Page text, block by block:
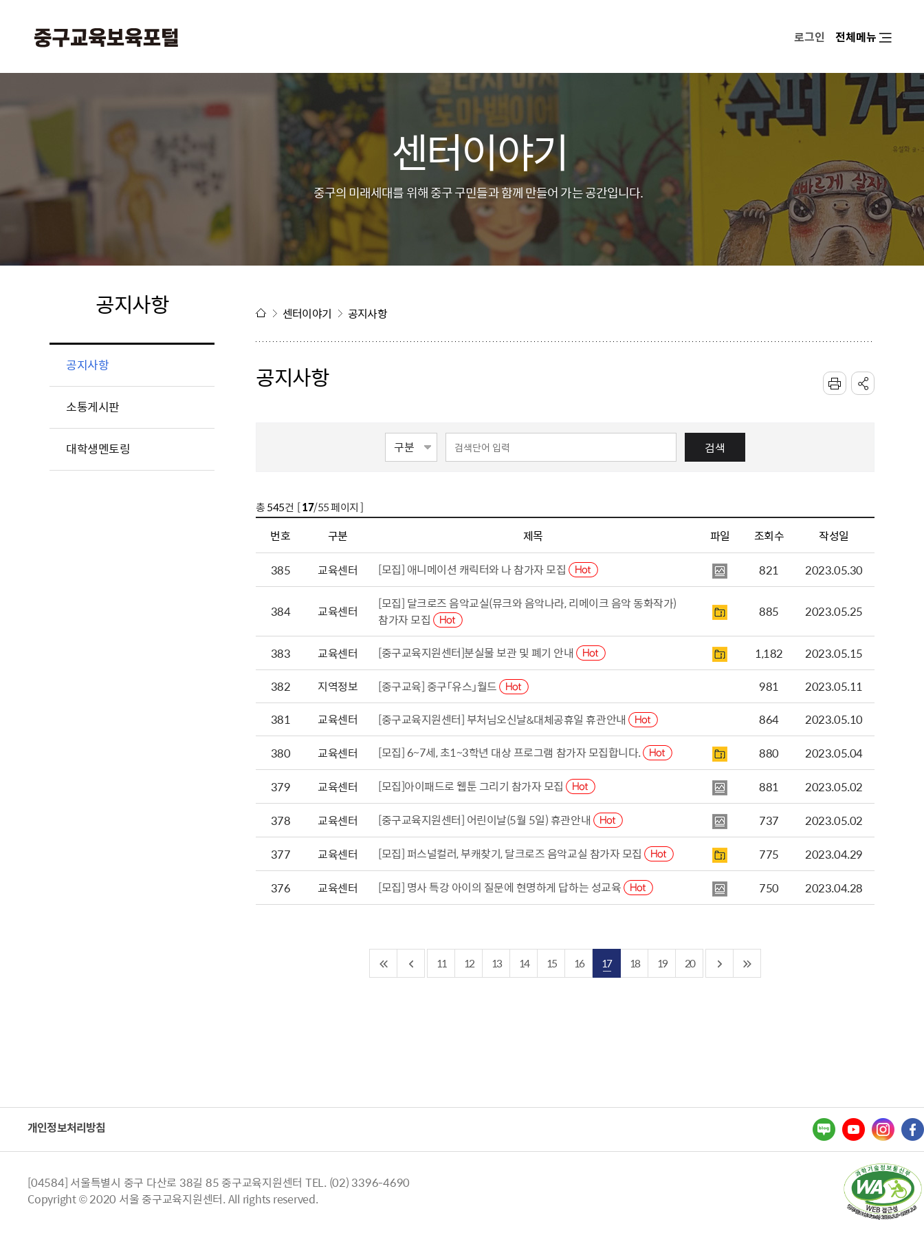
로그인 전체메뉴
센터이야기
중구의 미래세대를 위해 중구 구민들과 함께 만들어 가는 공간입니다.
공지사항
공지사항
소통게시판
대학생멘토링
센터이야기 공지사항
공지사항
검색
총545건 [17/55 페이지 ]
번호 구분 제목 파일 조회수 작성일
385 교육센터 [모집] 애니메이션 캐릭터와 나 참가자 모집 821 2023.05.30
384 교육센터
[모집] 달크로즈 음악교실(뮤크와 음악나라, 리메이크 음악 동화작가)
참가자 모집
885 2023.05.25
383 교육센터 [중구교육지원센터]분실물 보관 및 폐기 안내 1,182
2023.05.15
382
지역정보 [중구교육] 중구「유스」월드 981
2023.05.11
381
교육센터 [중구교육지원센터] 부처님오신날&대체공휴일 휴관안내 864 2023.05.10
380 교육센터 [모집] 6~7세, 초1~3학년 대상 프로그램 참가자 모집합니다. 880 2023.05.04
379 교육센터 [모집]아이패드로 웹툰 그리기 참가자 모집 881 2023.05.02
378 교육센터 [중구교육지원센터] 어린이날(5월 5일) 휴관안내 737 2023.05.02
377 교육센터 [모집] 퍼스널컬러, 부캐찾기, 달크로즈 음악교실 참가자 모집 775 2023.04.29
376 교육센터 [모집] 명사 특강 아이의 질문에 현명하게 답하는 성교육 750 2023.04.28
11 12 13 14 15 16 17 18 19 20
개인정보처리방침
[04584] 서울특별시 중구 다산로 38길 85 중구교육지원센터 TEL. (02) 3396-4690
Copyright © 2020 서울 중구교육지원센터. All rights reserved.